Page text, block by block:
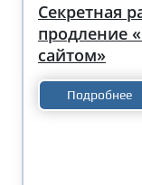
Секретная
продление
сайтом»
Подробнее